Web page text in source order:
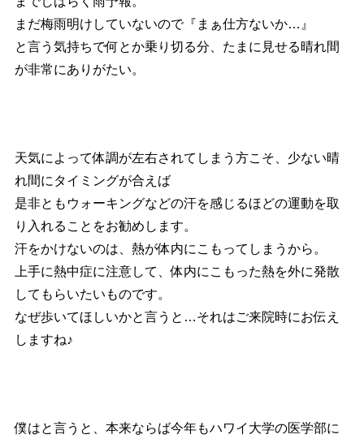
まだ梅雨明けしていないので『まぁ仕方ないか…』
と言う気持ちで何とか乗り切る分、たまに見せる晴れ間
が非常にありがたい。
天気によって体調が左右されてしまう方こそ、少ない晴
れ間にタイミングが合えば
是非ともウォーキングなどの汗を感じるほどの運動を取
り入れることをお勧めします。
汗をかけないのは、熱が体内にこもってしまうから。
上手に熱中症に注意して、体内にこもった熱を外に発散
してもらいたいものです。
なぜ歩いてほしいかと言うと…それはご来院時にお伝え
しますね♪
僕はと言うと、本来ならば今年もハワイ大学の医学部に